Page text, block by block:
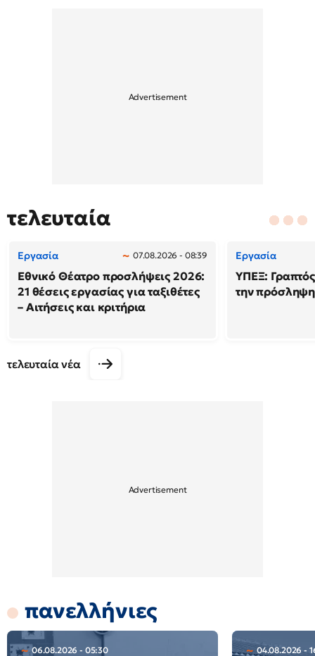
τελευταία
Εργασία 07.08.2026 - 08:39
Εθνικό Θέατρο προσλήψεις 2026:
21 θέσεις εργασίας για ταξιθέτες
– Αιτήσεις και κριτήρια
Εργασία
ΥΠΕΞ:
την
τελευταία νέα
πανελλήνιες
06.08.2026 - 05:30 04.08.2026 -